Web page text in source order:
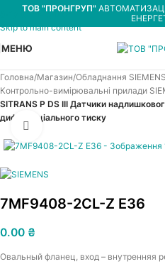
Skip to navigation
Skip to main content
ТОВ "ПРОНГРУП"
МЕНЮ
Головна Магазин Обладнання SIEMENS
Контрольно-вимірювальні прилади
SITRANS P DS III Датчики
диференціального тиску
7MF9408-2CL-Z E36
0.00 ₴
Овальный фланец, вход – внутренняя